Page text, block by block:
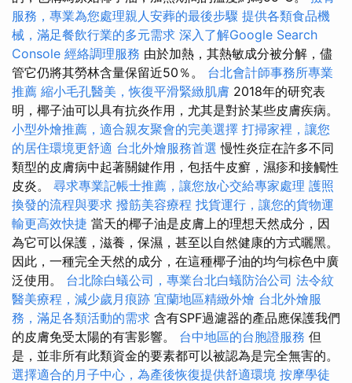
服務，專業為您處理親人安葬的最後步驟 提供各類食品機
械，滿足餐飲行業的多元需求 深入了解Google Search
Console 經絡調理服務 由於加熱，其熱敏成分被分解，儘
管它仍將其勞林含量保留近50％。 台北會計師事務所專業
推薦 縮小毛孔醫美，恢復平滑緊緻肌膚 2018年的研究表
明，椰子油可以具有抗炎作用，尤其是對於某些皮膚疾病。
小型外燴推薦，適合親友聚會的完美選擇 打掃家裡，讓您
的居住環境更舒適 台北外燴服務首選慢性炎症在許多不同
類型的皮膚病中起著關鍵作用，包括牛皮癬，濕疹和接觸​​性
皮炎。 尋求專業記帳士推薦，讓您放心交給專家處理 護照
換發的流程與要求 撥筋美容療程 找貨運行，讓您的貨物運
輸更高效快捷 當天的椰子油是皮膚上的理想天然成分，因
為它可以保護，滋養，保濕，甚至以自然健康的方式曬黑。
因此，一種完全天然的成分，在這種椰子油的均勻棕色中廣
泛使用。 台北除白蟻公司，專業台北白蟻防治公司 法令紋
醫美療程，減少歲月痕跡 宜蘭地區精緻外燴 台北外燴服
務，滿足各類活動的需求 含有SPF過濾器的產品應保護我們
的皮膚免受太陽的有害影響。 台中地區的台胞證服務 但
是，並非所有此類資金的要素都可以被認為是完全無害的。
選擇適合的月子中心，為產後恢復提供舒適環境 按摩學徒